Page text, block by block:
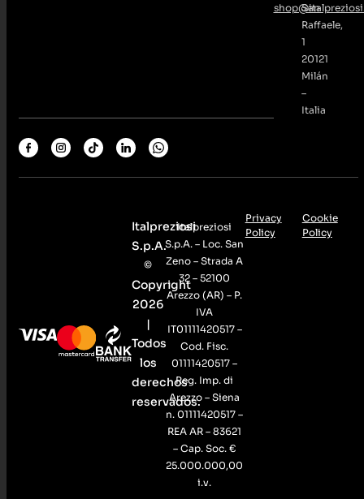
San
Raffaele,
1
20121
Milán
–
Italia
Italpreziosi
S.p.A.
©
Copyright
2026
|
Todos
los
derechos
reservados.
Italpreziosi
S.p.A. – Loc. San
Zeno – Strada A
32 – 52100
Arezzo (AR) – P.
IVA
IT01111420517 –
Cod. Fisc.
01111420517 –
Reg. Imp. di
Arezzo – Siena
n. 01111420517 –
REA AR – 83621
– Cap. Soc. €
25.000.000,00
i.v.
Privacy
Policy
Cookie
Policy